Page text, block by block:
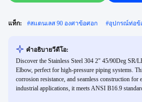
แท็ก: #สแตนเลส 90 องศาข้อศอก #อุปกรณ์ท่อข้
คําอธิบายวีดีโอ:
Discover the Stainless Steel 304 2" 45/90Deg SR/
Elbow, perfect for high-pressure piping systems.
corrosion resistance, and seamless construction
industrial applications, it meets ANSI B16.9